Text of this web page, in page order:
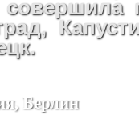
совершила
Берлин